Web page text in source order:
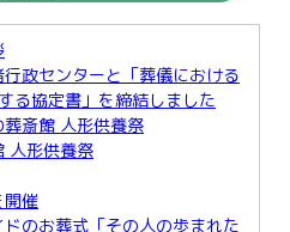
政センターと「葬儀における
る協定書」を締結しました
斎館 人形供養祭
人形供養祭
開催
のお葬式「その人の歩まれた